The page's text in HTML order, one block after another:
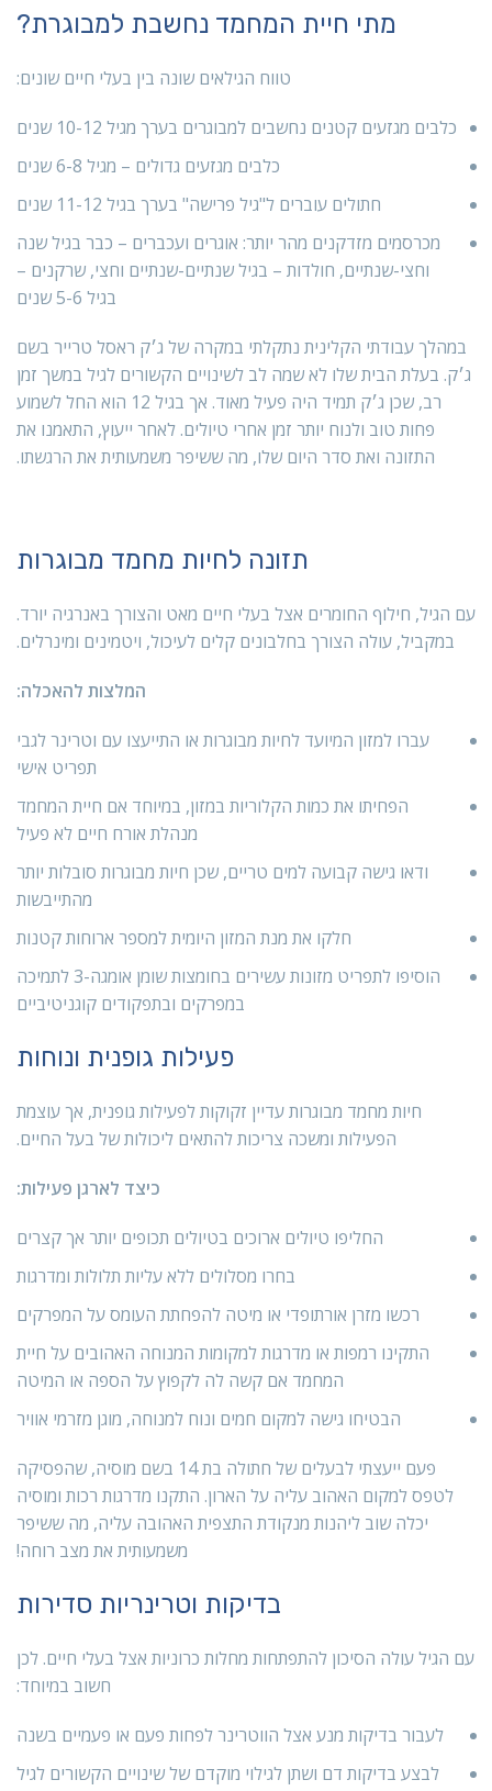
מתי חיית המחמד נחשבת למבוגרת?
טווח הגילאים שונה בין בעלי חיים שונים:
כלבים מגזעים קטנים נחשבים למבוגרים בערך מגיל 10-12 שנים
כלבים מגזעים גדולים – מגיל 6-8 שנים
חתולים עוברים ל"גיל פרישה" בערך בגיל 11-12 שנים
מכרסמים מזדקנים מהר יותר: אוגרים ועכברים – כבר בגיל שנה
וחצי-שנתיים, חולדות – בגיל שנתיים-שנתיים וחצי, שרקנים –
בגיל 5-6 שנים
במהלך עבודתי הקלינית נתקלתי במקרה של ג׳ק ראסל טרייר בשם
ג׳ק. בעלת הבית שלו לא שמה לב לשינויים הקשורים לגיל במשך זמן
רב, שכן ג׳ק תמיד היה פעיל מאוד. אך בגיל 12 הוא החל לשמוע
פחות טוב ולנוח יותר זמן אחרי טיולים. לאחר ייעוץ, התאמנו את
התזונה ואת סדר היום שלו, מה ששיפר משמעותית את הרגשתו.
תזונה לחיות מחמד מבוגרות
עם הגיל, חילוף החומרים אצל בעלי חיים מאט והצורך באנרגיה יורד.
במקביל, עולה הצורך בחלבונים קלים לעיכול, ויטמינים ומינרלים.
המלצות להאכלה:
עברו למזון המיועד לחיות מבוגרות או התייעצו עם וטרינר לגבי
תפריט אישי
הפחיתו את כמות הקלוריות במזון, במיוחד אם חיית המחמד
מנהלת אורח חיים לא פעיל
ודאו גישה קבועה למים טריים, שכן חיות מבוגרות סובלות יותר
מהתייבשות
חלקו את מנת המזון היומית למספר ארוחות קטנות
הוסיפו לתפריט מזונות עשירים בחומצות שומן אומגה-3 לתמיכה
במפרקים ובתפקודים קוגניטיביים
פעילות גופנית ונוחות
חיות מחמד מבוגרות עדיין זקוקות לפעילות גופנית, אך עוצמת
הפעילות ומשכה צריכות להתאים ליכולות של בעל החיים.
כיצד לארגן פעילות:
החליפו טיולים ארוכים בטיולים תכופים יותר אך קצרים
בחרו מסלולים ללא עליות תלולות ומדרגות
רכשו מזרן אורתופדי או מיטה להפחתת העומס על המפרקים
התקינו רמפות או מדרגות למקומות המנוחה האהובים על חיית
המחמד אם קשה לה לקפוץ על הספה או המיטה
הבטיחו גישה למקום חמים ונוח למנוחה, מוגן מזרמי אוויר
פעם ייעצתי לבעלים של חתולה בת 14 בשם מוסיה, שהפסיקה
לטפס למקום האהוב עליה על הארון. התקנו מדרגות רכות ומוסיה
יכלה שוב ליהנות מנקודת התצפית האהובה עליה, מה ששיפר
משמעותית את מצב רוחה!
בדיקות וטרינריות סדירות
עם הגיל עולה הסיכון להתפתחות מחלות כרוניות אצל בעלי חיים. לכן
חשוב במיוחד:
לעבור בדיקות מנע אצל הווטרינר לפחות פעם או פעמיים בשנה
לבצע בדיקות דם ושתן לגילוי מוקדם של שינויים הקשורים לגיל